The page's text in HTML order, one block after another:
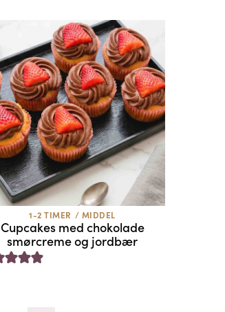
1-2 TIMER / MIDDEL
Cupcakes med chokolade
smørcreme og jordbær